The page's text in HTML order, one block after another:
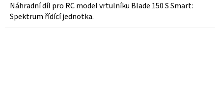
Náhradní díl pro RC model vrtulníku Blade 150 S Smart:
Spektrum řídící jednotka.